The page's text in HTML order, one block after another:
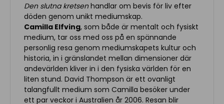
Den slutna kretsenhandlar om bevis för liv efter
döden genom unikt mediumskap.
Camilla Elfving, som både är mentalt och fysiskt
medium, tar oss med oss på en spännande
personlig resa genom mediumskapets kultur och
historia, in i gränslandet mellan dimensioner där
andevärlden kliver in i den fysiska världen för en
liten stund. David Thompson är ett ovanligt
talangfullt medium som Camilla besöker under
ett par veckor i Australien år 2006. Resan blir